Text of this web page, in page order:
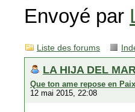
Envoyé par
Liste des forums
LA HIJA DEL
Que ton ame repose en
12 mai 2015, 22:08